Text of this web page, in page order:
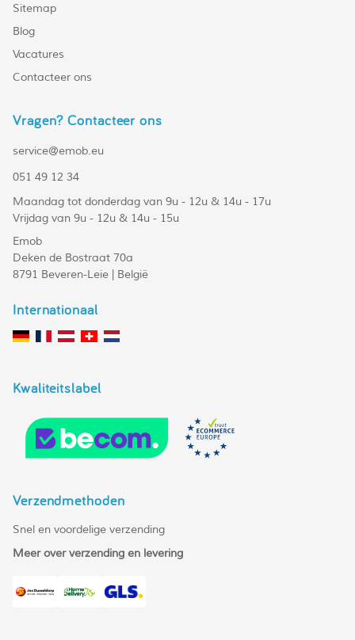
Sitemap
Blog
Vacatures
Contacteer ons
Vragen? Contacteer ons
service@emob.eu
051 49 12 34
Maandag tot donderdag van 9u - 12u & 14u - 17u
Vrijdag van 9u - 12u & 14u - 15u
Emob
Deken de Bostraat 70a
8791 Beveren-Leie | België
Internationaal
Kwaliteitslabel
Verzendmethoden
Snel en voordelige verzending
Meer over verzending en levering